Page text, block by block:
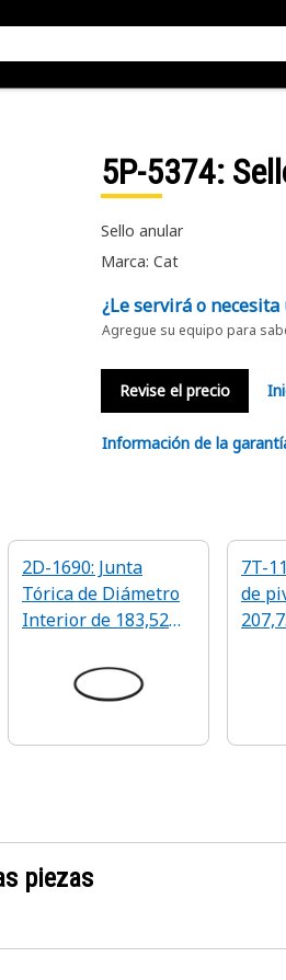
5P-5374:
Sello anular
Marca: Cat
¿Le servirá o
Agregue su equipo para
Revise el precio
Información de la
2D-1690: Junta
Tórica de Diámetro
Interior de 183,52
7T-
de
piezas